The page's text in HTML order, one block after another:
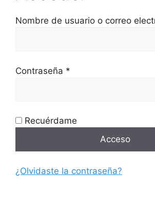
Nombre de usuario o correo
Contraseña *
Recuérdame
Acceso
¿Olvidaste la contraseña?